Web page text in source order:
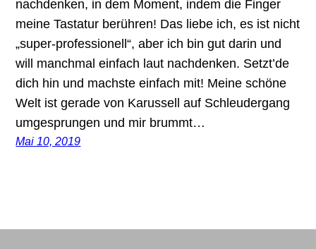
nachdenken, in dem Moment, indem die Finger
meine Tastatur berühren! Das liebe ich, es ist nicht
„super-professionell“, aber ich bin gut darin und
will manchmal einfach laut nachdenken. Setzt’de
dich hin und machste einfach mit! Meine schöne
Welt ist gerade von Karussell auf Schleudergang
umgesprungen und mir brummt…
Mai 10, 2019